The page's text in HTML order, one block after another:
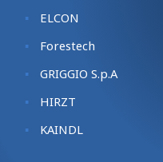
ELCON
Forestech
GRIGGIO S.p.A
HIRZT
KАINDL